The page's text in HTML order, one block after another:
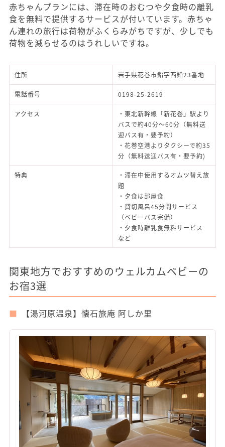
赤ちゃんプランには、滞在時のおむつや夕食時の離乳
食を無料で提供するサービスが付いています。赤ちゃ
ん連れの旅行は荷物がふくらみがちですが、少しでも
荷物を減らせるのはうれしいですね。
住所 岩手県花巻市鉛字西鉛23番地
電話番号 0198-25-2619
アクセス
・東北新幹線「新花巻」駅より
バスで約40分～60分（無料送
迎バス有・要予約）
・花巻空港よりタクシーで約35
分（無料送迎バス有・要予約)
特典
・滞在中使用するオムツ替え放
題
・夕食は部屋食
・貸切風呂45分間サービス
（ベビーバス完備）
・夕食時離乳食無料サービス
など
関東地方でおすすめのウェルカムベビーの
お宿3選
【湯河原温泉】懐石旅庵 阿しか里